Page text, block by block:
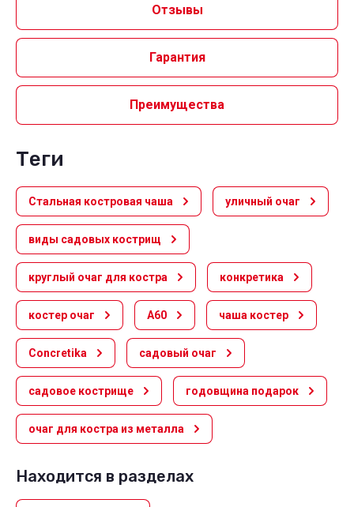
Отзывы
Гарантия
Преимущества
теги
Стальная костровая чаша уличный очаг
виды садовых кострищ
круглый очаг для костра конкретика
костер очаг A60 чаша костер
Concretika садовый очаг
садовое кострище годовщина подарок
очаг для костра из металла
Находится в разделах